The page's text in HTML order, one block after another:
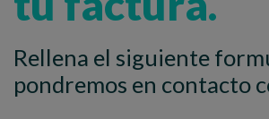
Rellena el siguiente
pondremos en contacto